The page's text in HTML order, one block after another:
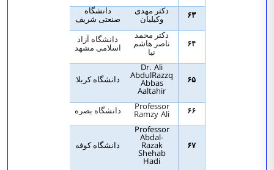
۶۳
دکتر مهدی
وکیلیان
دانشگاه
صنعتی شریف
۶۴
دکتر محمد
ناصر هاشم
نیا
دانشگاه آزاد
اسلامی مشهد
۶۵
Dr. Ali
AbdulRazzq
Abbas
Aaltahir
دانشگاه کربلا
۶۶ Professor
Ramzy Ali دانشگاه بصره
۶۷
Professor
Abdal-
Razak
Shehab
Hadi
دانشگاه کوفه